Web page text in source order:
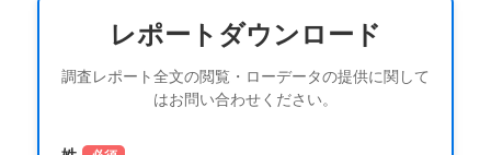
レポートダウンロード
調査レポート全文の閲覧・ローデータの提供に関して
はお問い合わせください。